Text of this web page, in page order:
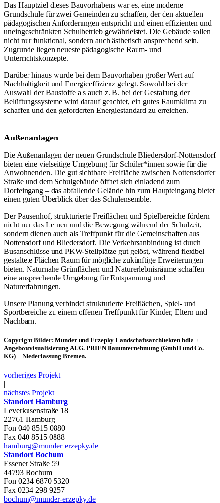
Das Hauptziel dieses Bauvorhabens war es, eine moderne
Grundschule für zwei Gemeinden zu schaffen, der den aktuellen
pädagogischen Anforderungen entspricht und einen effizienten und
uneingeschränkten Schulbetrieb gewährleistet. Die Gebäude sollen
nicht nur funktional, sondern auch ästhetisch ansprechend sein.
Zugrunde liegen neueste pädagogische Raum- und
Unterrichtskonzepte.
Darüber hinaus wurde bei dem Bauvorhaben großer Wert auf
Nachhaltigkeit und Energieeffizienz gelegt. Sowohl bei der
Auswahl der Baustoffe als auch z. B. bei der Gestaltung der
Belüftungssysteme wird darauf geachtet, ein gutes Raumklima zu
schaffen und den geforderten Energiestandard zu erreichen.
Außenanlagen
Die Außenanlagen der neuen Grundschule Bliedersdorf-Nottensdorf
bieten eine vielseitige Umgebung für Schüler*innen sowie für die
Anwohnenden. Die gut sichtbare Freifläche zwischen Nottensdorfer
Straße und dem Schulgebäude öffnet sich einladend zum
Dorfeingang – das abfallende Gelände hin zum Haupteingang bietet
einen guten Überblick über das Schulensemble.
Der Pausenhof, strukturierte Freiflächen und Spielbereiche fördern
nicht nur das Lernen und die Bewegung während der Schulzeit,
sondern dienen auch als Treffpunkt für die Gemeinschaften aus
Nottensdorf und Bliedersdorf. Die Verkehrsanbindung ist durch
Busanschlüsse und PKW-Stellplätze gut gelöst, während flexibel
gestaltete Flächen Raum für mögliche zukünftige Erweiterungen
bieten. Naturnahe Grünflächen und Naturerlebnisräume schaffen
eine ansprechende Umgebung für Entspannung und
Naturerfahrungen.
Unsere Planung verbindet strukturierte Freiflächen, Spiel- und
Sportbereiche zu einem offenen Treffpunkt für Kinder, Eltern und
Nachbarn.
Copyright Bilder: Munder und Erzepky Landschaftsarchitekten bdla +
Angebotsvisualisierung AUG. PRIEN Bauunternehmung (GmbH und Co.
KG) – Niederlassung Bremen.
vorheriges Projekt
|
nächstes Projekt
Standort Hamburg
Leverkusenstraße 18
22761 Hamburg
Fon 040 8515 0880
Fax 040 8515 0888
hamburg@munder-erzepky.de
Standort Bochum
Essener Straße 59
44793 Bochum
Fon 0234 6870 5320
Fax 0234 298 9257
bochum@munder-erzepky.de